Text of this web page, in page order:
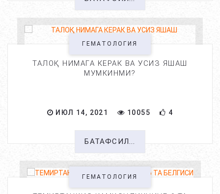
ГЕМАТОЛОГИЯ
ТАЛОҚ НИМАГА КЕРАК ВА УСИЗ ЯШАШ
МУМКИНМИ?
ИЮЛ 14, 2021 10055 4
БАТАФСИЛ...
ГЕМАТОЛОГИЯ